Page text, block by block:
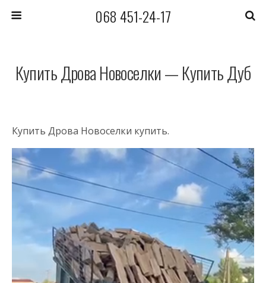
068 451-24-17
Купить Дрова Новоселки — Купить Дуб
Купить Дрова Новоселки купить.